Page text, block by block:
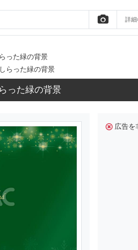
詳細
った緑の背景
らった緑の背景
った緑の背景
広告を